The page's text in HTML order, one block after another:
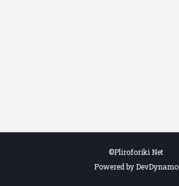
©Pliroforiki Net
Powered by DevDynamo